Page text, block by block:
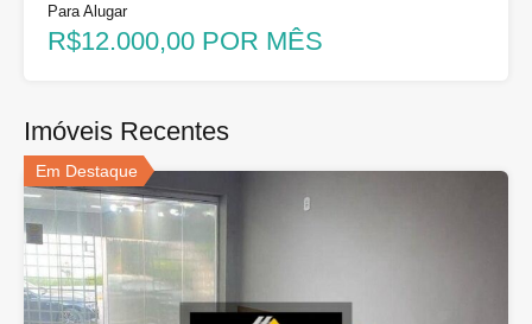
Para Alugar
R$12.000,00 POR MÊS
Imóveis Recentes
Em Destaque